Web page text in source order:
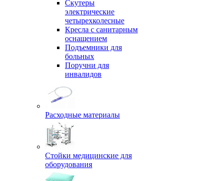
Скутеры
электрические
четырехколесные
Кресла с санитарным
оснащением
Подъемники для
больных
Поручни для
инвалидов
Расходные материалы
Стойки медицинские для
оборудования